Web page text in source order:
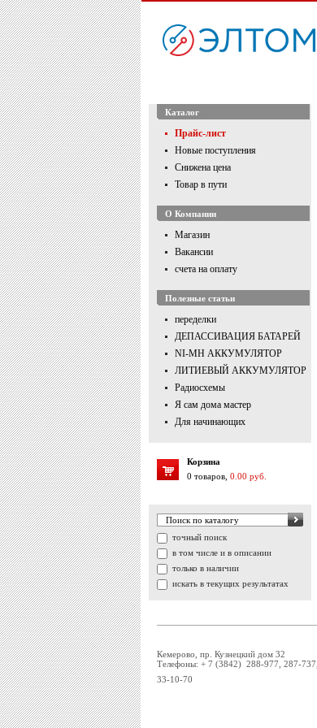
Каталог
Прайс-лист
Новые поступления
Снижена цена
Товар в пути
О Компании
Магазин
Вакансии
счета на оплату
Полезные статьи
переделки
ДЕПАССИВАЦИЯ БАТАРЕЙ
NI-MH АККУМУЛЯТОР
ЛИТИЕВЫЙ АККУМУЛЯТОР
Радиосхемы
Я сам дома мастер
Для начинающих
Корзина
0 товаров, 0.00 руб.
точный поиск
в том числе и в описании
только в наличии
искать в текущих результатах
Кемерово, пр. Кузнецкий дом 32
Телефоны: + 7 (3842) 288-977, 287-737,
33-10-70